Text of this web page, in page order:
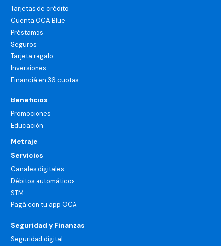
Tarjetas de crédito
Cuenta OCA Blue
Préstamos
Seguros
Tarjeta regalo
Inversiones
Financiá en 36 cuotas
Beneficios
Promociones
Educación
Metraje
Servicios
Canales digitales
Débitos automáticos
STM
Pagá con tu app OCA
Seguridad y Finanzas
Seguridad digital